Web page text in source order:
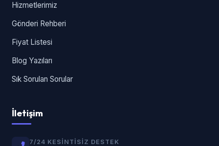
Hizmetlerimiz
Gönderi Rehberi
Fiyat Listesi
Blog Yazıları
Sık Sorulan Sorular
İletişim
7/24 KESINTISIZ DESTEK